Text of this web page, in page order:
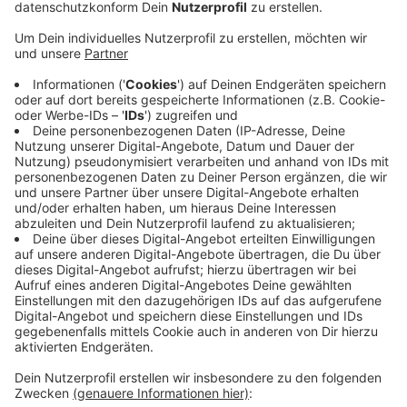
Konkret geht es um das Linksabbiegen von
Radfahrern. Je nach dem, wie die Verkehrssituation auf
der jeweiligen Straße ist, können die Radfahrer in
unserer Stadt entweder direkt oder indirekt links
abbiegen. Teilweise werden aber auch extra
Aufstellflächen für Radfahrer vor den Autos an den
Ampeln eingerichtet. Die Stadt hat jetzt nochmal
betont, dass bei der Planung von Straßen die
Sicherheit aller Verkehrsteilnehmer oberste Priorität
hat, und deswegen von Kreuzung zu Kreuzung neu
entschieden werden müsse, wie die Radfahrer dort am
besten abbiegen. Der ADFC hatte zuletzt kritisiert,
dass das Linksabbiegen in Mönchengladbach teilweise
zu kompliziert für Radfahrer sei.
Anzeige